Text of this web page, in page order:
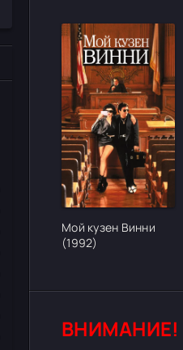
[/
Мой кузен Винни
(1992)
ВНИМАНИЕ!